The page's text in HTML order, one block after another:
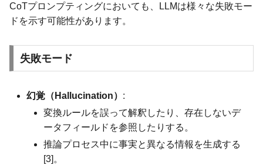
CoTプロンプティングにおいても、LLMは様々な失敗モー
ドを示す可能性があります。
失敗モード
幻覚（Hallucination） :
変換ルールを誤って解釈したり、存在しないデ
ータフィールドを参照したりする。
推論プロセス中に事実と異なる情報を生成する
[3]。